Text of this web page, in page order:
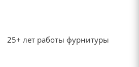
25+ лет работы фурнитуры